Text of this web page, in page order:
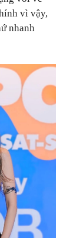
vì vậy,
nhanh